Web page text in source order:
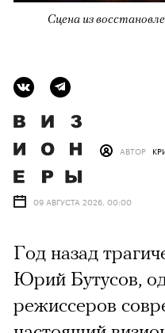
Сцена из
АВТОР
09 АВГУСТА 2026, 00:00
Год назад
Юрий Бутусов,
режиссеров